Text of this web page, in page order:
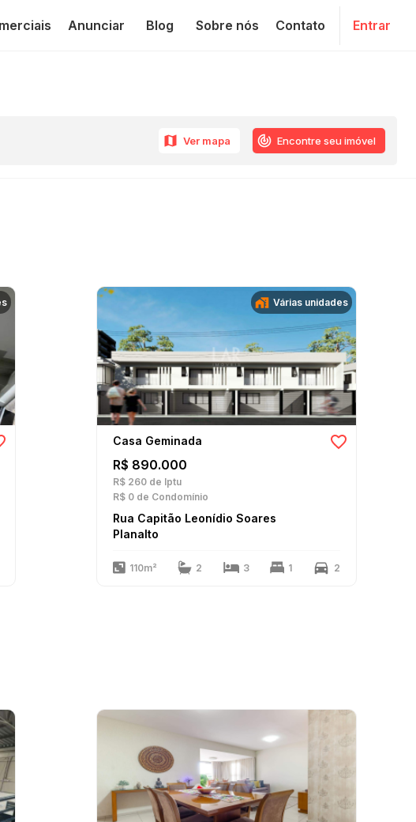
Anunciar Blog Sobre nós Contato Entrar
Ver mapa Encontre seu imóvel
Várias unidades
Casa Geminada
R$ 890.000
R$ 260 de Iptu
R$ 0 de Condomínio
Rua Capitão Leonídio Soares
Planalto
110m² 2 3 1 2